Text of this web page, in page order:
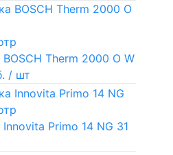
BOSCH Therm 2000 O W
/ шт
Innovita Primo 14 NG 31